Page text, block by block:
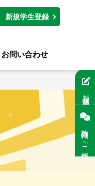
新規学生登録
お問い合わせ
新規学生登録
就職のご相談